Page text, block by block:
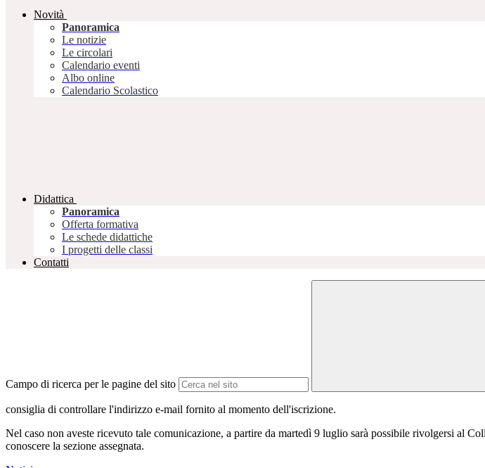
Novità
Panoramica
Le notizie
Le circolari
Calendario eventi
Albo online
Calendario Scolastico
Didattica
Panoramica
Offerta formativa
Le schede didattiche
I progetti delle classi
Contatti
Campo di ricerca per le pagine del sito
consiglia di controllare l'indirizzo e-mail fornito al momento dell'iscrizione.
Nel caso non aveste ricevuto tale comunicazione, a partire da martedì 9 luglio sarà possibile rivolgersi al
conoscere la sezione assegnata.